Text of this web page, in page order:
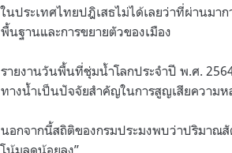
ในประเทศไทยปฎิเสธไม่ได้เลยว่าที่ผ่านมา
พื้นฐานและการขยายตัวของเมือง
รายงานวันพื้นที่ชุ่มน้ำโลกประจำปี พ.ศ.
ทางน้ำเป็นปัจจัยสำคัญในการสูญเสียความ
นอกจากนี้สถิติของกรมประมงพบว่าปริมาณสั